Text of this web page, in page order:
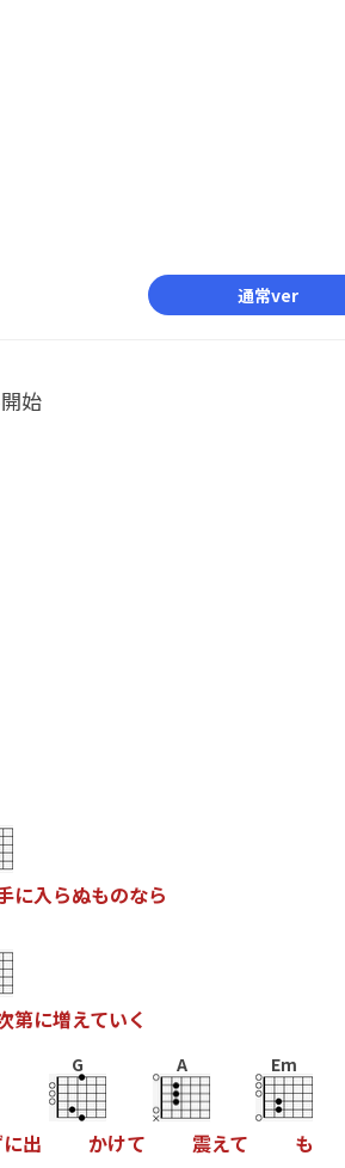
通常ver
始
に入らぬものなら
第に増えていく
に出
G
かけて
A
震えて
Em
も